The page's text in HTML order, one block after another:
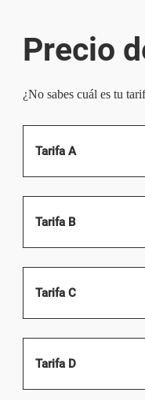
Precio
¿No sabes cuál es tu
Tarifa A
Tarifa B
Tarifa C
Tarifa D